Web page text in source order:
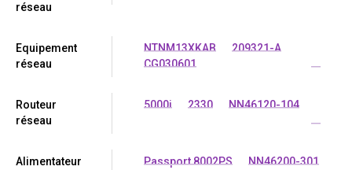
réseau
Equipement
réseau
NTNM13XKAB
209321-A
CG030601
...
Routeur
réseau
5000i 2330
NN46120-104
...
Alimentateur Passport 8002PS
NN46200-301